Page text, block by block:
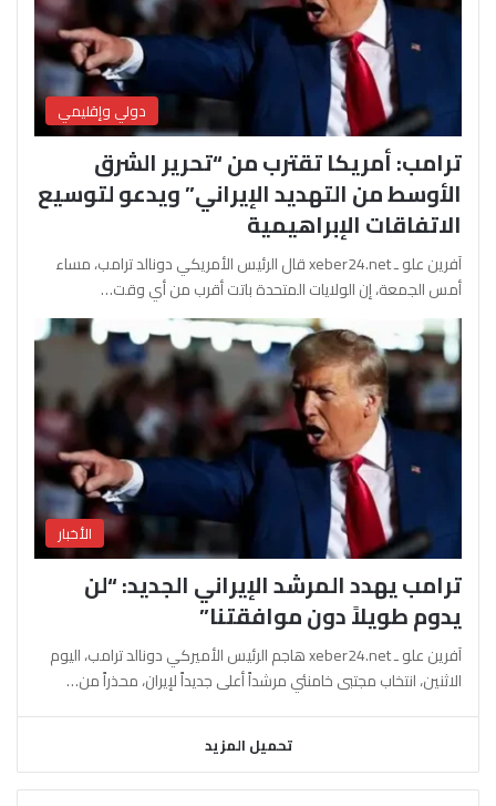
دولي وإقليمي
ترامب: أمريكا تقترب من “تحرير الشرق
الأوسط من التهديد الإيراني” ويدعو لتوسيع
الاتفاقات الإبراهيمية
آفرين علو ـ xeber24.net قال الرئيس الأمريكي دونالد ترامب، مساء
أمس الجمعة، إن الولايات المتحدة باتت أقرب من أي وقت…
الأخبار
ترامب يهدد المرشد الإيراني الجديد: “لن
يدوم طويلاً دون موافقتنا”
آفرين علو ـ xeber24.net هاجم الرئيس الأميركي دونالد ترامب، اليوم
الاثنين، انتخاب مجتبى خامنئي مرشداً أعلى جديداً لإيران، محذراً من…
تحميل المزيد